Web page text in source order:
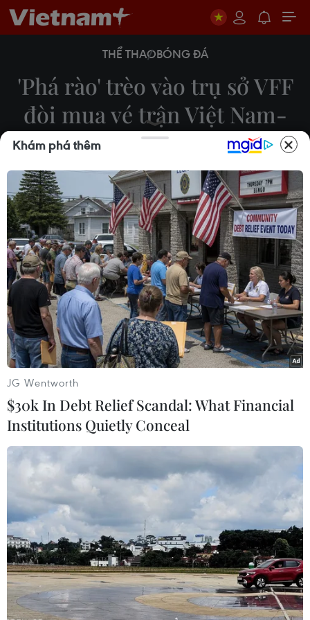
THỂ THAOBÓNG ĐÁ
'Phá rào' trèo vào trụ sở VFF
đòi mua vé trận Việt Nam-
Malaysia
Minh Sơn
10/12/2018 05:07
Sáng 10/12, trụ sở của VFF đã bị người dân quây
kín. Nhiều cổ động viên quá khích đã nổi nóng,
trèo rào, cổng vào bên trong đòi mua vé.
Sáng 10/12, nhiều người đã có mặt tại trụ sở VFF trên đường Lê
Quang Đạo, Hà Nội để đòi mua vé trận chung kết lượt về AFF
Cup 2018 giữa tuyển Việt Nam và Malaysia. (Ảnh: Minh
Sơn/Vietnam+)
Khám phá thêm
JG Wentworth
$30k In Debt Relief Scandal: What Financial
Institutions Quietly Conceal